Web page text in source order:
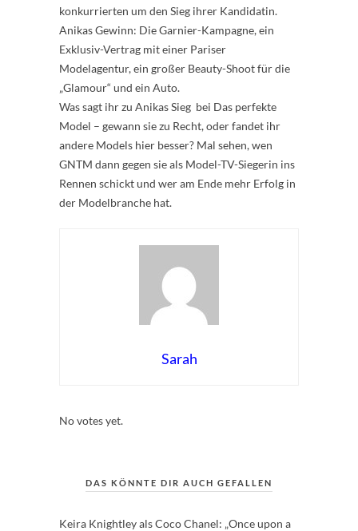
konkurrierten um den Sieg ihrer Kandidatin.
Anikas Gewinn: Die Garnier-Kampagne, ein
Exklusiv-Vertrag mit einer Pariser
Modelagentur, ein großer Beauty-Shoot für die
„Glamour“ und ein Auto.
Was sagt ihr zu Anikas Sieg bei Das perfekte
Model – gewann sie zu Recht, oder fandet ihr
andere Models hier besser? Mal sehen, wen
GNTM dann gegen sie als Model-TV-Siegerin ins
Rennen schickt und wer am Ende mehr Erfolg in
der Modelbranche hat.
Sarah
No votes yet.
DAS KÖNNTE DIR AUCH GEFALLEN
Keira Knightley als Coco Chanel: „Once upon a